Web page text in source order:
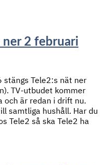
ner 2 februari
stängs Tele2:s nät ner
TV-utbudet kommer
och är redan i drift nu.
samtliga hushåll. Har du
Tele2 så ska Tele2 ha